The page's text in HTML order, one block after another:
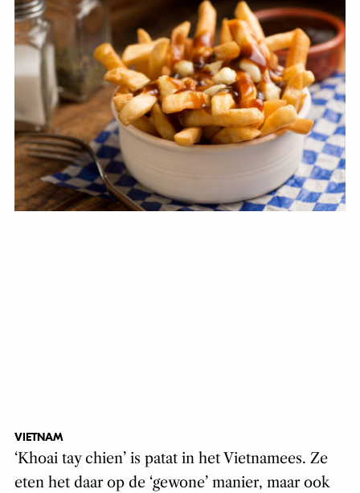
VIETNAM
‘Khoai tay chien’ is patat in het Vietnamees. Ze
eten het daar op de ‘gewone’ manier, maar ook